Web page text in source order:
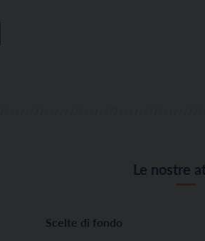
Le nostre
Scelte di fondo